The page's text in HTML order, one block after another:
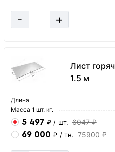
- +
Лист
1.5 м
Длина
Масса 1 шт. кг.
5 497 ₽ / шт. 6047 ₽
69 000 ₽ / тн. 75900 ₽